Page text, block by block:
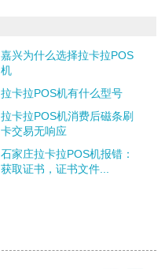
嘉兴为什么选择拉卡拉POS
机
拉卡拉POS机有什么型号
拉卡拉POS机消费后磁条刷
卡交易无响应
石家庄拉卡拉POS机报错：
获取证书，证书文件...